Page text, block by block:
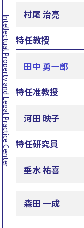
村尾 治亮
特任教授
田中 勇一郎
特任准教授
河田 映子
特任研究員
垂水 祐喜
森田 一成